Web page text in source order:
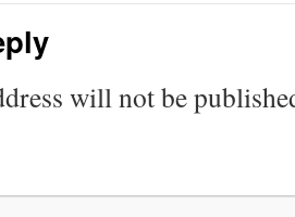
will not be